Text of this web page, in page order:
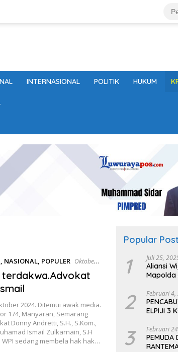
INTERNASIONAL POLITIK HUKUM
, NASIONAL, POPULER Oktober
2024. Ditemui awak media.
174, Manyaran, Semarang
Donny Andretti, S.H., S.Kom.,
Ismail Zulkarnain, S.H
WPI sedang membela hak hak…
Popular Post
1 Juli 25,
Aliansi
Mapolda
Kampus
2 Februari 4,
ELPIJI 3
3 Februari
PEMUDA